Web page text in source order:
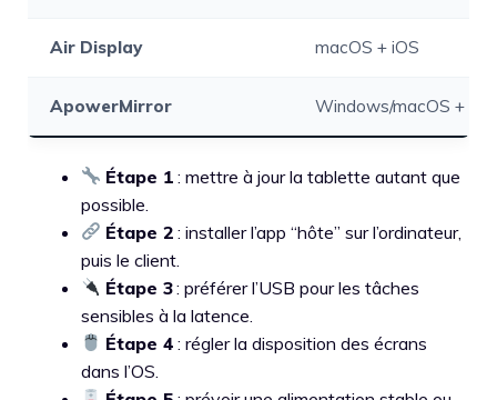
Air Display macOS + iOS
ApowerMirror Windows/macOS +
Étape 1 : mettre à jour la tablette autant que
possible.
Étape 2 : installer l’app “hôte” sur l’ordinateur,
puis le client.
Étape 3: préférer l’USB pour les tâches
sensibles à la latence.
Étape 4 : régler la disposition des écrans
dans l’OS.